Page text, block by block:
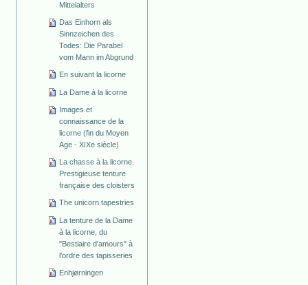
Mittelalters
Das Einhorn als
Sinnzeichen des
Todes: Die Parabel
vom Mann im Abgrund
En suivant la licorne
La Dame à la licorne
Images et
connaissance de la
licorne (fin du Moyen
Age - XIXe siècle)
La chasse à la licorne.
Prestigieuse tenture
française des cloisters
The unicorn tapestries
La tenture de la Dame
à la licorne, du
"Bestiaire d'amours" à
l'ordre des tapisseries
Enhjørningen